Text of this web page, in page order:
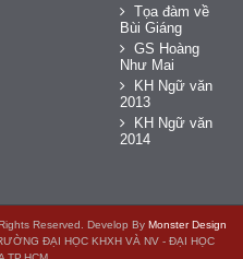
Tọa đàm về
Bùi Giáng
GS Hoàng
Như Mai
KH Ngữ văn
2013
KH Ngữ văn
2014
Reserved. Develop By Monster Design
ĐẠI HỌC KHXH VÀ NV - ĐẠI HỌC